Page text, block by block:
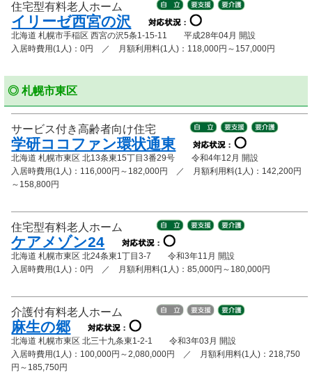
住宅型有料老人ホーム
イリーゼ西宮の沢
北海道 札幌市手稲区 西宮の沢5条1-15-11 平成28年04月 開設
入居時費用(1人)：0円 ／ 月額利用料(1人)：118,000円～157,000円
◎ 札幌市東区
サービス付き高齢者向け住宅
学研ココファン環状通東
北海道 札幌市東区 北13条東15丁目3番29号 令和4年12月 開設
入居時費用(1人)：116,000円～182,000円 ／ 月額利用料(1人)：142,200円
～158,800円
住宅型有料老人ホーム
ケアメゾン24
北海道 札幌市東区 北24条東1丁目3-7 令和3年11月 開設
入居時費用(1人)：0円 ／ 月額利用料(1人)：85,000円～180,000円
介護付有料老人ホーム
麻生の郷
北海道 札幌市東区 北三十九条東1-2-1 令和3年03月 開設
入居時費用(1人)：100,000円～2,080,000円 ／ 月額利用料(1人)：218,750
円～185,750円